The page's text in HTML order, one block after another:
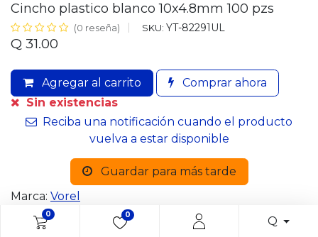
0 0 Q
Cincho plastico blanco 10x4.8mm 100 pzs
(0 reseña) SKU: YT-82291UL
Q 31.00
Agregar al carrito
Comprar ahora
Sin existencias
Reciba una notificación cuando el producto
vuelva a estar disponible
Guardar para más tarde
Marca: Vorel